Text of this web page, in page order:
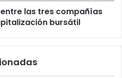
las tres compañías
bursátil